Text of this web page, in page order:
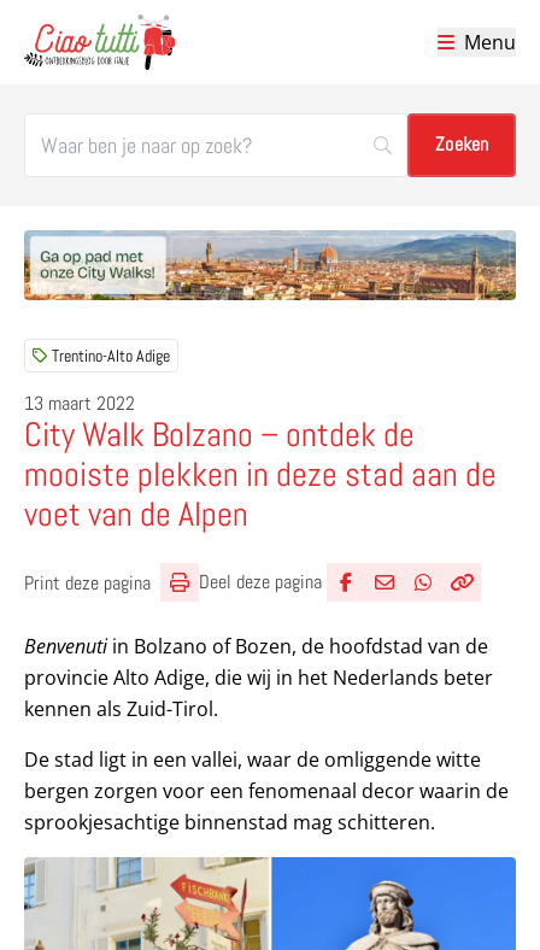
Menu
Trentino-Alto Adige
13 maart 2022
City Walk Bolzano – ontdek de
mooiste plekken in deze stad aan de
voet van de Alpen
Print deze pagina Deel deze pagina
Benvenutiin Bolzano of Bozen, de hoofdstad van de
provincie Alto Adige, die wij in het Nederlands beter
kennen als Zuid-Tirol.
De stad ligt in een vallei, waar de omliggende witte
bergen zorgen voor een fenomenaal decor waarin de
sprookjesachtige binnenstad mag schitteren.